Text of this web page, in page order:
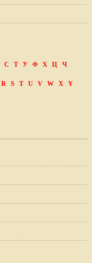
С Т У Ф Х Ц
Ч
R S T U V W X
Y